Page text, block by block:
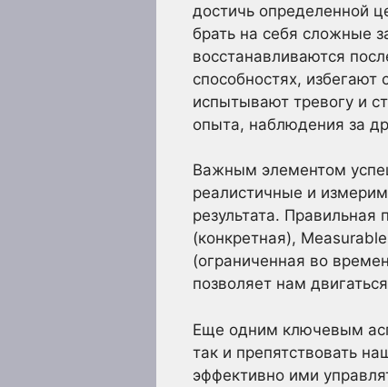
достичь определенной
брать на себя сложные
восстанавливаются
способностях,
испытывают тревогу и
опыта, наблюдения за
Важным элементом
реалистичные и
результата. Правильная
(конкретная),
(ограниченная во
позволяет нам
Еще одним ключевым
так и препятствовать
эффективно ими